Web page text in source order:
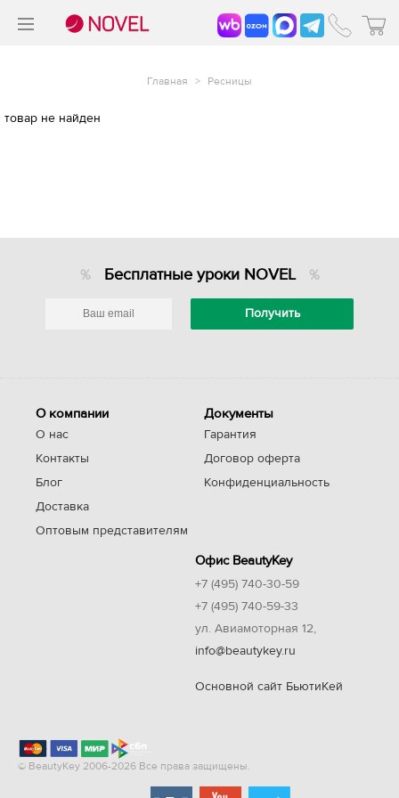
Главная > Ресницы
товар не найден
Бесплатные уроки NOVEL
О компании
О нас
Контакты
Блог
Доставка
Оптовым представителям
Документы
Гарантия
Договор оферта
Конфиденциальность
Офис BeautyKey
+7 (495) 740-30-59
+7 (495) 740-59-33
ул. Авиамоторная 12,
info@beautykey.ru
Основной сайт БьютиКей
© BeautyKey 2006-2026 Все права защищены.